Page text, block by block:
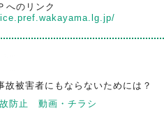
へのリンク
故被害者にもならないためには？
防止 動画・チラシ